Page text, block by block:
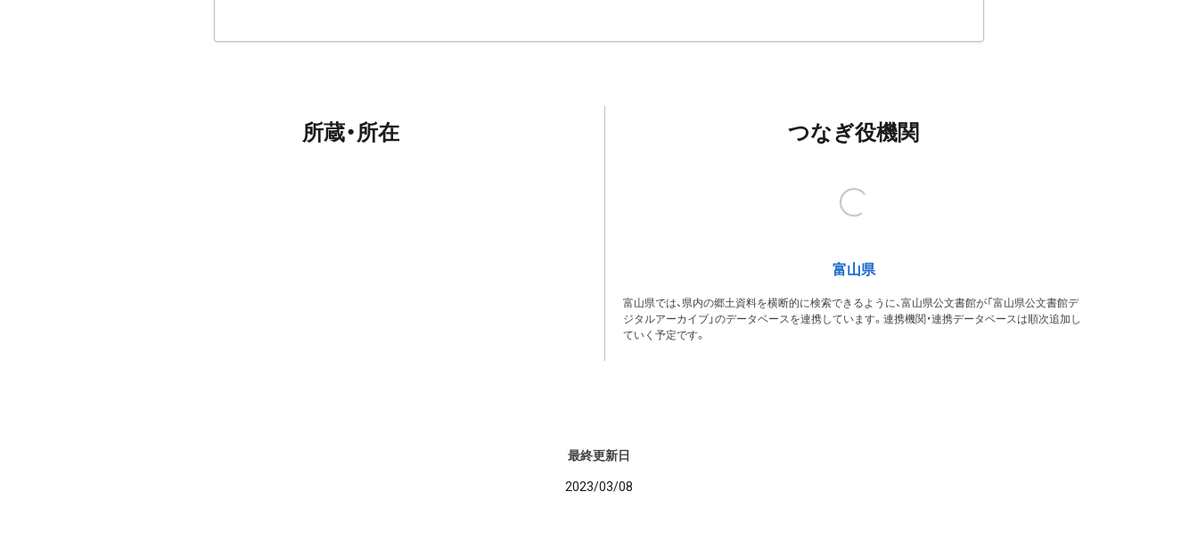
所蔵・所在 つなぎ役機関
富山県
富山県では、県内の郷土資料を横断的に検索できるように、富山県公文書館が「富山県公文書館デ
ジタルアーカイブ」のデータベースを連携しています。連携機関・連携データベースは順次追加し
ていく予定です。
最終更新日
2023/03/08